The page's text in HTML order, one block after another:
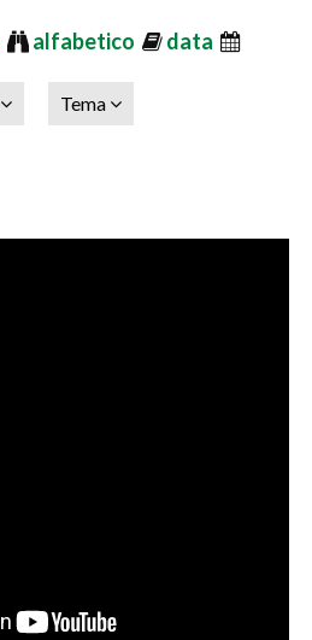
alfabetico data
Tema